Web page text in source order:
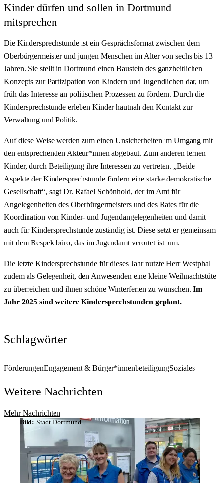
Kinder dürfen und sollen in Dortmund
mitsprechen
Die Kindersprechstunde ist ein Gesprächsformat zwischen dem
Oberbürgermeister und jungen Menschen im Alter von sechs bis 13
Jahren. Sie stellt in Dortmund einen Baustein des ganzheitlichen
Konzepts zur Partizipation von Kindern und Jugendlichen dar, um
früh das Interesse an politischen Prozessen zu fördern. Durch die
Kindersprechstunde erleben Kinder hautnah den Kontakt zur
Verwaltung und Politik.
Auf diese Weise werden zum einen Unsicherheiten im Umgang mit
den entsprechenden Akteur*innen abgebaut. Zum anderen lernen
Kinder, durch Beteiligung ihre Interessen zu vertreten. „Beide
Aspekte der Kindersprechstunde fördern eine starke demokratische
Gesellschaft“, sagt Dr. Rafael Schönhold, der im Amt für
Angelegenheiten des Oberbürgermeisters und des Rates für die
Koordination von Kinder- und Jugendangelegenheiten und damit
auch für Kindersprechstunde zuständig ist. Diese setzt er gemeinsam
mit dem Respektbüro, das im Jugendamt verortet ist, um.
Die letzte Kindersprechstunde für dieses Jahr nutzte Herr Westphal
zudem als Gelegenheit, den Anwesenden eine kleine Weihnachtstüte
zu überreichen und ihnen schöne Winterferien zu wünschen. Im
Jahr 2025 sind weitere Kindersprechstunden geplant.
Schlagwörter
FörderungenEngagement & Bürger*innenbeteiligungSoziales
Weitere Nachrichten
Mehr Nachrichten
Bild: Stadt Dortmund